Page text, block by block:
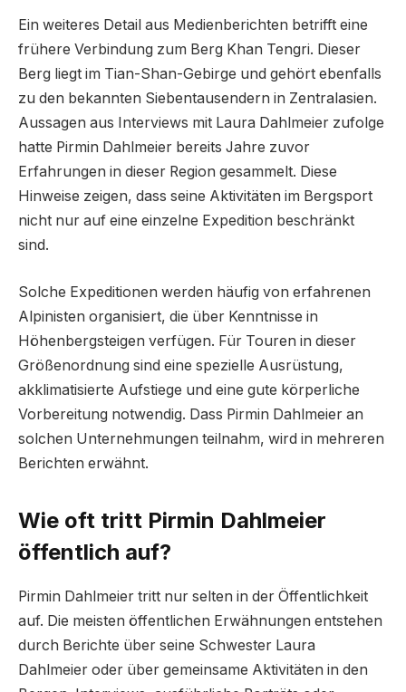
Ein weiteres Detail aus Medienberichten betrifft eine
frühere Verbindung zum Berg Khan Tengri. Dieser
Berg liegt im Tian-Shan-Gebirge und gehört ebenfalls
zu den bekannten Siebentausendern in Zentralasien.
Aussagen aus Interviews mit Laura Dahlmeier zufolge
hatte Pirmin Dahlmeier bereits Jahre zuvor
Erfahrungen in dieser Region gesammelt. Diese
Hinweise zeigen, dass seine Aktivitäten im Bergsport
nicht nur auf eine einzelne Expedition beschränkt
sind.
Solche Expeditionen werden häufig von erfahrenen
Alpinisten organisiert, die über Kenntnisse in
Höhenbergsteigen verfügen. Für Touren in dieser
Größenordnung sind eine spezielle Ausrüstung,
akklimatisierte Aufstiege und eine gute körperliche
Vorbereitung notwendig. Dass Pirmin Dahlmeier an
solchen Unternehmungen teilnahm, wird in mehreren
Berichten erwähnt.
Wie oft tritt Pirmin Dahlmeier
öffentlich auf?
Pirmin Dahlmeier tritt nur selten in der Öffentlichkeit
auf. Die meisten öffentlichen Erwähnungen entstehen
durch Berichte über seine Schwester Laura
Dahlmeier oder über gemeinsame Aktivitäten in den